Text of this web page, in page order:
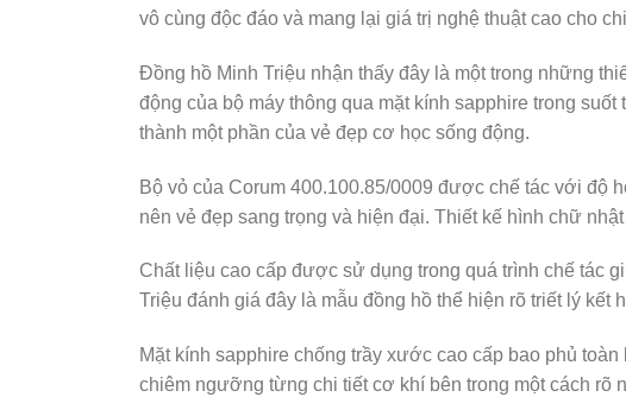
vô cùng độc đáo và mang lại giá trị nghệ thuật cao cho
Đồng hồ Minh Triệu nhận thấy đây là một trong những
động của bộ máy thông qua mặt kính sapphire trong
thành một phần của vẻ đẹp cơ học sống động.
Bộ vỏ của Corum 400.100.85/0009 được chế tác với độ
nên vẻ đẹp sang trọng và hiện đại. Thiết kế hình chữ
Chất liệu cao cấp được sử dụng trong quá trình chế tác
Triệu đánh giá đây là mẫu đồng hồ thể hiện rõ triết lý kết
Mặt kính sapphire chống trầy xước cao cấp bao phủ
chiêm ngưỡng từng chi tiết cơ khí bên trong một cách rõ